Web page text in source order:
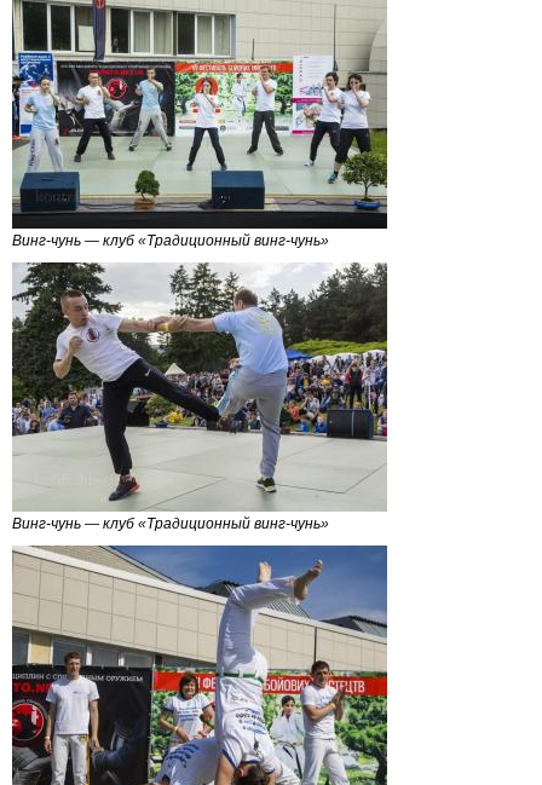
Винг-чунь — клуб «Традиционный винг-чунь»
Винг-чунь — клуб «Традиционный винг-чунь»